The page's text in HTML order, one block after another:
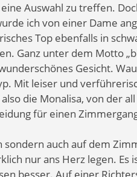
Auswahl zu treffen.
ich von einer Dame
Top ebenfalls in
Ganz unter dem Motto
Gesicht.
Mit leiser und
die Monalisa, von der
für einen
auch auf dem
nur ans Herz legen.